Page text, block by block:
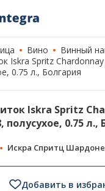
Вино
Винный
Iskra Spritz
0.75 л., Болгария
Iskra Spritz
полусухое, 0.75 л.,
Искра Спритц
Добавить в